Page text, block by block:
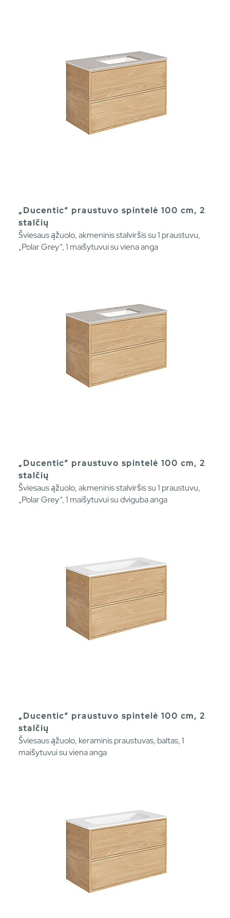
„Ducentic“ praustuvo spintelė 100 cm, 2
stalčių
Šviesaus ąžuolo, akmeninis stalviršis su 1 praustuvu,
„Polar Grey“, 1 maišytuvui su viena anga
„Ducentic“ praustuvo spintelė 100 cm, 2
stalčių
Šviesaus ąžuolo, akmeninis stalviršis su 1 praustuvu,
„Polar Grey“, 1 maišytuvui su dviguba anga
„Ducentic“ praustuvo spintelė 100 cm, 2
stalčių
Šviesaus ąžuolo, keraminis praustuvas, baltas, 1
maišytuvui su viena anga